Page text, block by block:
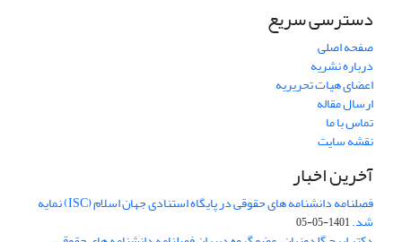
دسترسی سریع
صفحه اصلی
درباره نشریه
اعضای هیات تحریریه
ارسال مقاله
تماس با ما
نقشه سایت
آخرین اخبار
فصلنامه دانشنامه های حقوقی در پایگاه استنادی جهان اسلام (ISC) نمایه
شد.1401-05-05